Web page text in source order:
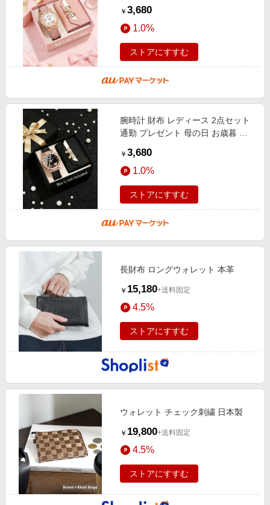
￥ 3,680
1.0%
ストアにすすむ
腕時計 財布 レディース 2点セット
通勤 プレゼント 母の日 お歳暮 誕
￥ 3,680
1.0%
ストアにすすむ
長財布 ロングウォレット 本革
￥ 15,180+送料固定
4.5%
ストアにすすむ
ウォレット チェック刺繍 日本製
￥ 19,800+送料固定
4.5%
ストアにすすむ